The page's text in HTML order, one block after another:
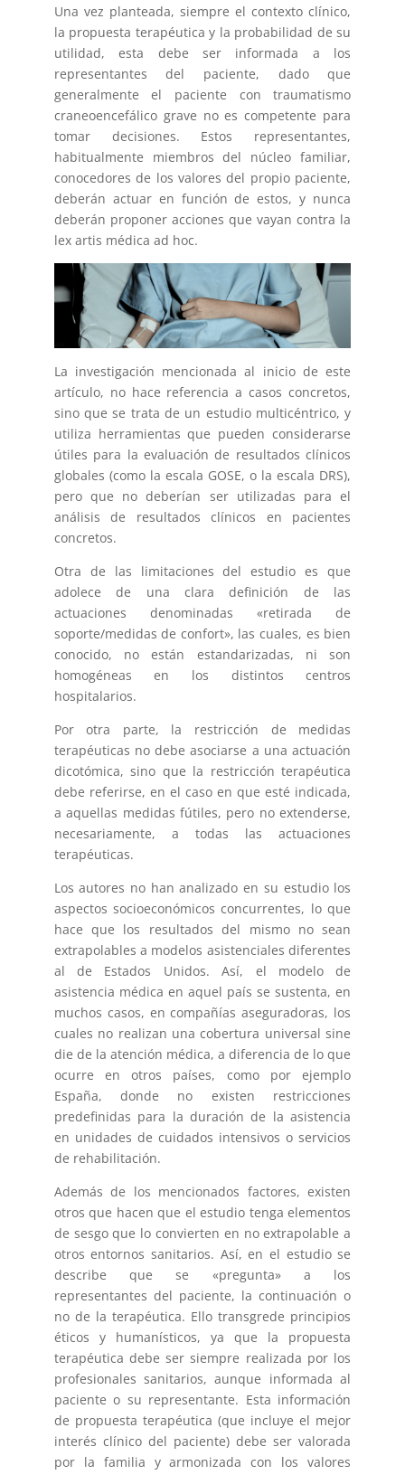
Una vez planteada, siempre el contexto clínico,
la propuesta terapéutica y la probabilidad de su
utilidad, esta debe ser informada a los
representantes del paciente, dado que
generalmente el paciente con traumatismo
craneoencefálico grave no es competente para
tomar decisiones. Estos representantes,
habitualmente miembros del núcleo familiar,
conocedores de los valores del propio paciente,
deberán actuar en función de estos, y nunca
deberán proponer acciones que vayan contra la
lex artis médica ad hoc.
La investigación mencionada al inicio de este
artículo, no hace referencia a casos concretos,
sino que se trata de un estudio multicéntrico, y
utiliza herramientas que pueden considerarse
útiles para la evaluación de resultados clínicos
globales (como la escala GOSE, o la escala DRS),
pero que no deberían ser utilizadas para el
análisis de resultados clínicos en pacientes
concretos.
Otra de las limitaciones del estudio es que
adolece de una clara definición de las
actuaciones denominadas «retirada de
soporte/medidas de confort», las cuales, es bien
conocido, no están estandarizadas, ni son
homogéneas en los distintos centros
hospitalarios.
Por otra parte, la restricción de medidas
terapéuticas no debe asociarse a una actuación
dicotómica, sino que la restricción terapéutica
debe referirse, en el caso en que esté indicada,
a aquellas medidas fútiles, pero no extenderse,
necesariamente, a todas las actuaciones
terapéuticas.
Los autores no han analizado en su estudio los
aspectos socioeconómicos concurrentes, lo que
hace que los resultados del mismo no sean
extrapolables a modelos asistenciales diferentes
al de Estados Unidos. Así, el modelo de
asistencia médica en aquel país se sustenta, en
muchos casos, en compañías aseguradoras, los
cuales no realizan una cobertura universal sine
die de la atención médica, a diferencia de lo que
ocurre en otros países, como por ejemplo
España, donde no existen restricciones
predefinidas para la duración de la asistencia
en unidades de cuidados intensivos o servicios
de rehabilitación.
Además de los mencionados factores, existen
otros que hacen que el estudio tenga elementos
de sesgo que lo convierten en no extrapolable a
otros entornos sanitarios. Así, en el estudio se
describe que se «pregunta» a los
representantes del paciente, la continuación o
no de la terapéutica. Ello transgrede principios
éticos y humanísticos, ya que la propuesta
terapéutica debe ser siempre realizada por los
profesionales sanitarios, aunque informada al
paciente o su representante. Esta información
de propuesta terapéutica (que incluye el mejor
interés clínico del paciente) debe ser valorada
por la familia y armonizada con los valores